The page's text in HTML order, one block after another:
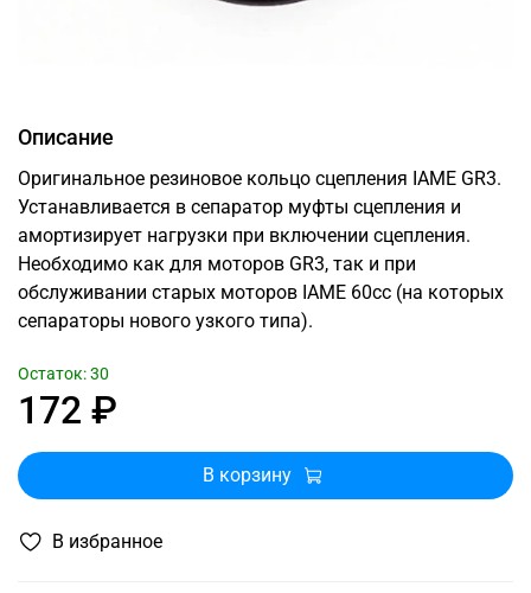
В избранное
Описание
Оригинальное резиновое кольцо сцепления IAME GR3.
Устанавливается в сепаратор муфты сцепления и
амортизирует нагрузки при включении сцепления.
Необходимо как для моторов GR3, так и при
обслуживании старых моторов IAME 60cc (на которых
сепараторы нового узкого типа).
172 ₽
Остаток: 30
В корзину